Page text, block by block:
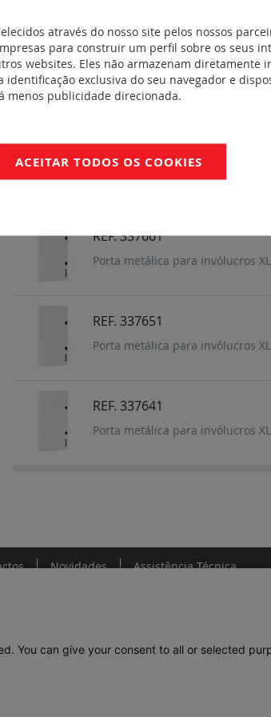
REF. 337681
Porta metálica para invólucros
Porta metálica para invólucros
REF. 337661
Porta metálica para invólucros
REF. 337651
Porta metálica para invólucros
REF. 337641
Porta metálica para invólucros
Novidades Assistência Técnica
através do nosso site pelos nossos
para construir um perfil sobre os seus
websites. Eles não armazenam diretamente
identificação exclusiva do seu navegador e
menos publicidade direcionada.
ACEITAR TODOS OS COOKIES
You can give your consent to all or selected